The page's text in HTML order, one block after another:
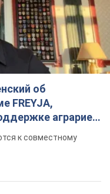
повысят
подробности
студенческих
ответил на
Украине ракет